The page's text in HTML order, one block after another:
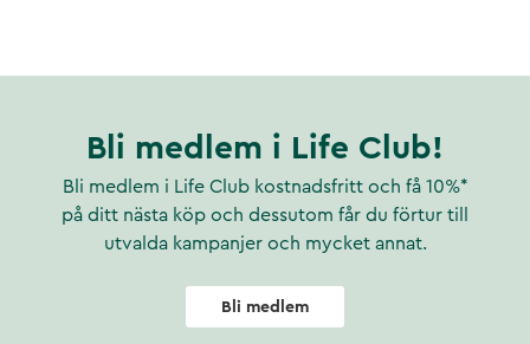
Bli medlem i Life Club!
Bli medlem i Life Club kostnadsfritt och få 10%*
på ditt nästa köp och dessutom får du förtur till
utvalda kampanjer och mycket annat.
Bli medlem